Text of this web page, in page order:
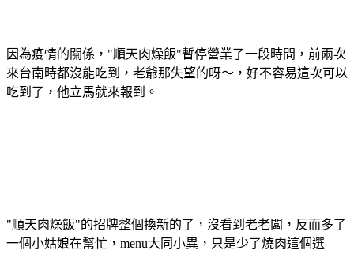
因為疫情的關係，"順天肉燥飯"暫停營業了一段時間，前兩次
來台南時都沒能吃到，老爺那失望的呀～，好不容易這次可以
吃到了，他立馬就來報到。
"順天肉燥飯"的招牌整個換新的了，沒看到老老闆，反而多了
一個小姑娘在幫忙，menu大同小異，只是少了燒肉這個選